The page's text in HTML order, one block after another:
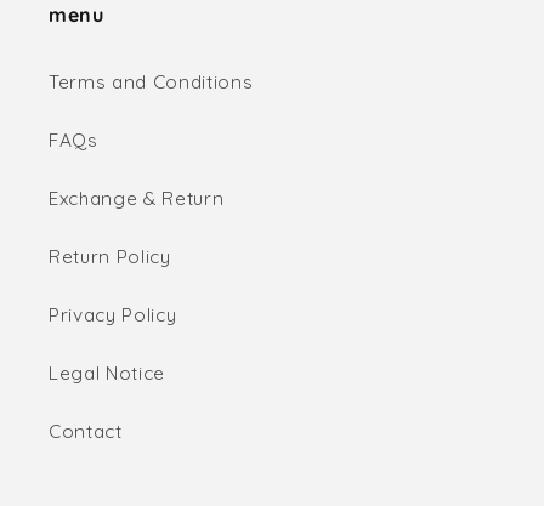
menu
Terms and Conditions
FAQs
Exchange & Return
Return Policy
Privacy Policy
Legal Notice
Contact